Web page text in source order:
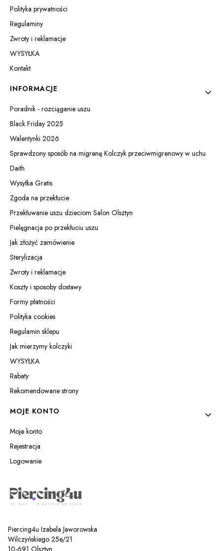
Polityka prywatności
Regulaminy
Zwroty i reklamacje
WYSYŁKA
Kontakt
INFORMACJE
Poradnik - rozciąganie uszu
Black Friday 2025
Walentynki 2026
Sprawdzony sposób na migrenę Kolczyk przeciwmigrenowy w uchu
Daith
Wysyłka Gratis
Zgoda na przekłucie
Przekłuwanie uszu dzieciom Salon Olsztyn
Pielęgnacja po przekłuciu uszu
Jak złożyć zamówienie
Sterylizacja
Zwroty i reklamacje
Koszty i sposoby dostawy
Formy płatności
Polityka cookies
Regulamin sklepu
Jak mierzymy kolczyki
WYSYŁKA
Rabaty
Rekomendowane strony
MOJE KONTO
Moje konto
Rejestracja
Logowanie
Piercing4u Izabela Jaworowska
Wilczyńskiego 25e/21